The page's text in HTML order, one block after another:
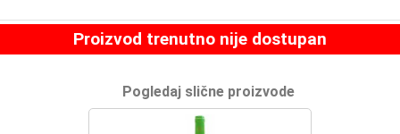
Proizvod trenutno nije dostupan
Pogledaj slične proizvode